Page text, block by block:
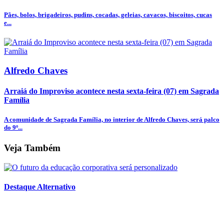
Pães, bolos, brigadeiros, pudins, cocadas, geleias, cavacos, biscoitos, cucas
e...
Alfredo Chaves
Arraiá do Improviso acontece nesta sexta-feira (07) em Sagrada
Família
A comunidade de Sagrada Família, no interior de Alfredo Chaves, será palco
do 9º...
Veja Também
Destaque Alternativo